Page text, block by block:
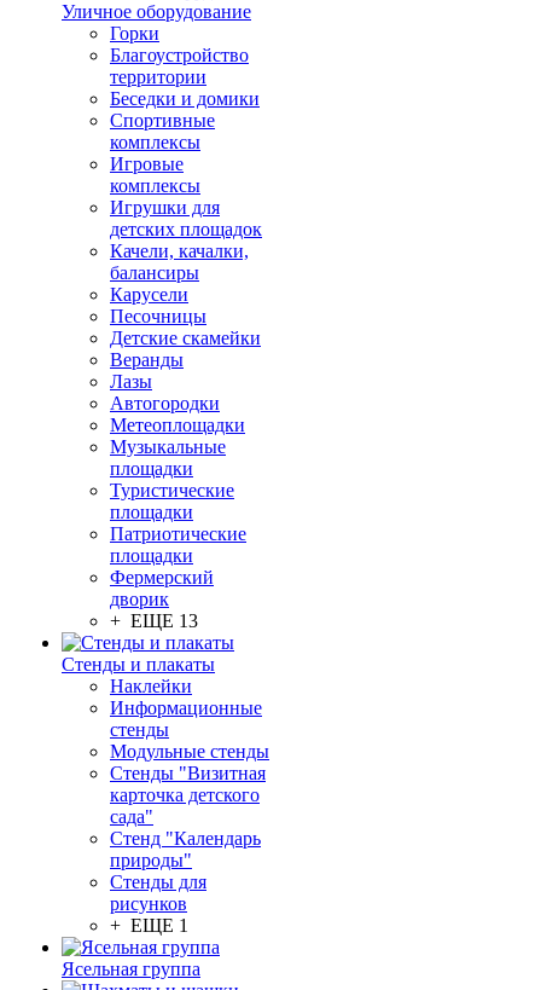
Уличное оборудование
Горки
Благоустройство
территории
Беседки и домики
Спортивные
комплексы
Игровые
комплексы
Игрушки для
детских площадок
Качели, качалки,
балансиры
Карусели
Песочницы
Детские скамейки
Веранды
Лазы
Автогородки
Метеоплощадки
Музыкальные
площадки
Туристические
площадки
Патриотические
площадки
Фермерский
дворик
+ ЕЩЕ 13
Стенды и плакаты
Наклейки
Информационные
стенды
Модульные стенды
Стенды "Визитная
карточка детского
сада"
Стенд "Календарь
природы"
Стенды для
рисунков
+ ЕЩЕ 1
Ясельная группа